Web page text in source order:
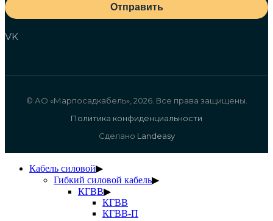
Отправить
VK
© АО «Марпосадкабель», 2026. Все права защищены.
Политика конфиденциальности
Сделано Landeasy
Кабель силовой▶
Гибкий силовой кабель▶
КГВВ▶
КГВВ
КГВВ-П